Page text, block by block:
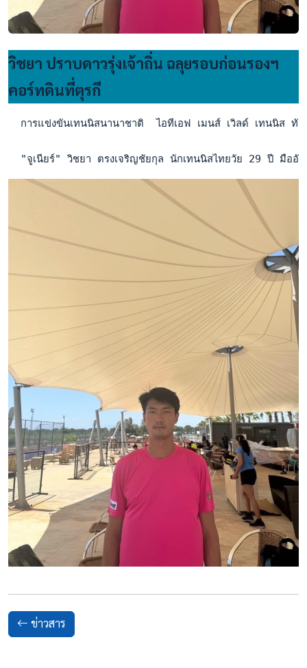
วิชยา ปราบดาวรุ่งเจ้าถิ่น ฉลุยรอบก่อนรองฯ
คอร์ทดินที่ตุรกี
การแข่งขันเทนนิสนานาชาติ  ไอทีเอฟ เมนส์ เวิลด์ เทนนิส ทั
"จูเนียร์" วิชยา ตรงเจริญชัยกุล นักเทนนิสไทยวัย 29 ปี มืออั
ข่าวสาร